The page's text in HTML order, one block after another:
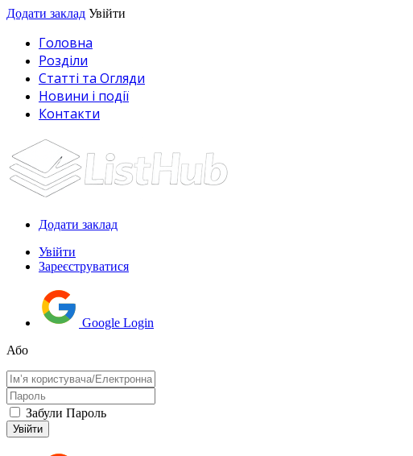
Додати заклад Увійти
Головна
Розділи
Статті та Огляди
Новини і події
Контакти
Додати заклад
Увійти
Зареєструватися
Google Login
Або
Забули Пароль